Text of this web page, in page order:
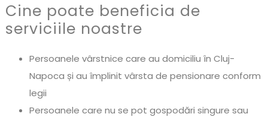
Cine poate beneficia de
serviciile noastre
Persoanele vârstnice care au domiciliu în Cluj-
Napoca și au împlinit vârsta de pensionare conform
legii
Persoanele care nu se pot gospodări singure sau